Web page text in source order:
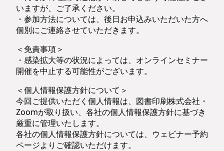
いますが、ご了承ください。
・参加方法については、後日お申込みいただいた方へ
個別にご連絡させていただきます。
＜免責事項＞
・感染拡大等の状況によっては、オンラインセミナー
開催を中止する可能性がございます。
＜個人情報保護方針について＞
今回ご提供いただく個人情報は、図書印刷株式会社・
Zoomが取り扱い、各社の個人情報保護方針に基づき
厳重に管理いたします。
各社の個人情報保護方針については、ウェビナー予約
ページよりご確認いただけます。